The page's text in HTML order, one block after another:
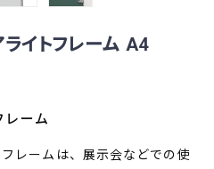
イトフレーム A4
レーム
レームは、展示会などでの使